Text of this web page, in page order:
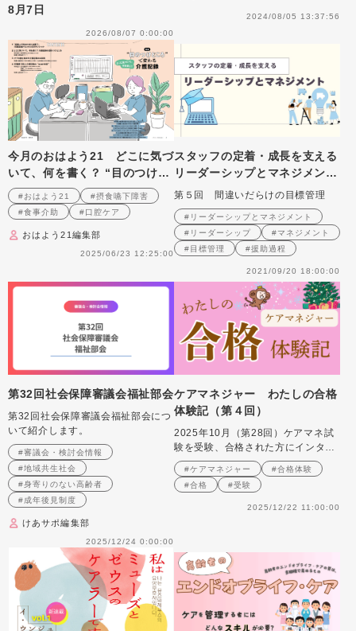
8月7日
2026/08/07 0:00:00
2024/08/05 13:37:56
今月のおはよう21 どこに気づ
いて、何を書く？ “目のつけど
ころ”で変わる介護記録
#おはよう21
#摂食嚥下障害
#食事介助
#口腔ケア
おはよう21編集部
2025/06/23 12:25:00
スタッフの定着・成長を支える
リーダーシップとマネジメン
ト 第5回
第５回 間違いだらけの目標管理
#リーダーシップとマネジメント
#リーダーシップ
#マネジメント
#目標管理
#援助過程
2021/09/20 18:00:00
第32回社会保障審議会福祉部会
第32回社会保障審議会福祉部会につ
いて紹介します。
#審議会・検討会情報
#地域共生社会
#身寄りのない高齢者
#成年後見制度
けあサポ編集部
2025/12/24 0:00:00
ケアマネジャー わたしの合格
体験記（第４回）
2025年10月（第28回）ケアマネ試
験を受験、合格された方にインタビ
ュー
#ケアマネジャー
#合格体験
#合格
#受験
2025/12/22 11:00:00